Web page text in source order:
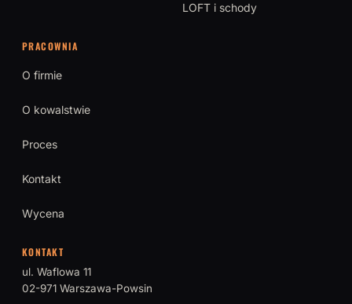
LOFT i schody
PRACOWNIA
O firmie
O kowalstwie
Proces
Kontakt
Wycena
KONTAKT
ul. Waflowa 11
02-971 Warszawa-Powsin